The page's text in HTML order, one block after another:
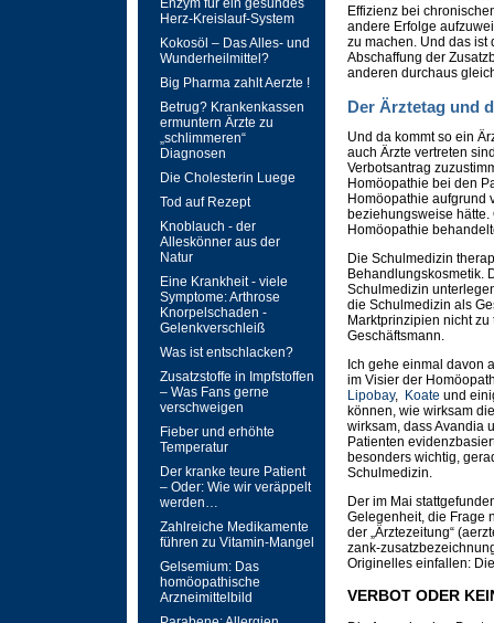
Enzym für ein gesundes
Herz-Kreislauf-System
Kokosöl – Das Alles- und
Wunderheilmittel?
Big Pharma zahlt Aerzte !
Betrug? Krankenkassen
ermuntern Ärzte zu
„schlimmeren“
Diagnosen
Die Cholesterin Luege
Tod auf Rezept
Knoblauch - der
Alleskönner aus der
Natur
Eine Krankheit - viele
Symptome: Arthrose
Knorpelschaden -
Gelenkverschleiß
Was ist entschlacken?
Zusatzstoffe in Impfstoffen
– Was Fans gerne
verschweigen
Fieber und erhöhte
Temperatur
Der kranke teure Patient
– Oder: Wie wir veräppelt
werden…
Zahlreiche Medikamente
führen zu Vitamin-Mangel
Gelsemium: Das
homöopathische
Arzneimittelbild
Effizienz bei
andere Erfolge
zu machen. Und das ist
Abschaffung der
anderen durchaus
Der Ärztetag und
Und da kommt so ein
auch Ärzte vertreten
Verbotsantrag
Homöopathie bei den
Homöopathie aufgrund
beziehungsweise
Homöopathie
Die Schulmedizin
Behandlungskosmetik.
Schulmedizin
die Schulmedizin als
Marktprinzipien nicht
Geschäftsmann.
Ich gehe einmal davon
im Visier der
Lipobay, Koate und
können, wie wirksam
wirksam, dass Avandia
Patienten
besonders wichtig,
Schulmedizin.
Der im Mai
Gelegenheit, die Frage
der „Ärztezeitung“
zank-
Originelles einfallen:
VERBOT ODER